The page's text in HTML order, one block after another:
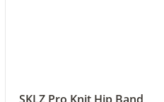
SKLZ Pro Knit Hip Band